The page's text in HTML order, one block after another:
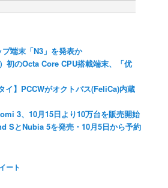
端末「N3」を発表か
初のOcta Core CPU搭載端末、「优
イ】PCCWがオクトパス(FeliCa)内蔵
3、10月15日より10万台を販売開始
SとNubia 5を発売・10月5日から予約
ート